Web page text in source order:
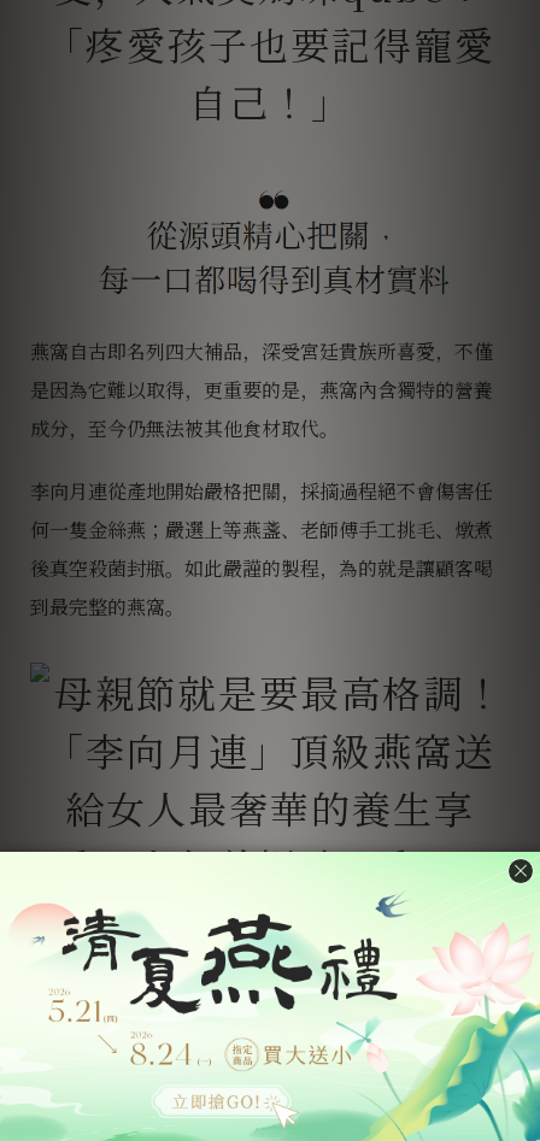
燕窩自古即名列四大補品，深受宮廷貴族所喜愛，不僅
是因為它難以取得，更重要的是，燕窩內含獨特的營養
成分，至今仍無法被其他食材取代。
李向月連從產地開始嚴格把關，採摘過程絕不會傷害任
何一隻金絲燕；嚴選上等燕盞、老師傅手工挑毛、燉煮
後真空殺菌封瓶。如此嚴謹的製程，為的就是讓顧客喝
到最完整的燕窩。
除了成分，李向月連對於口感也是力求完美，不僅入口
濃郁滑順，且每一口都吃得到燕窩，絕對是真材實料的
奢華保養逸品！加上唯一使用養生紅冰糖、幾乎是市面